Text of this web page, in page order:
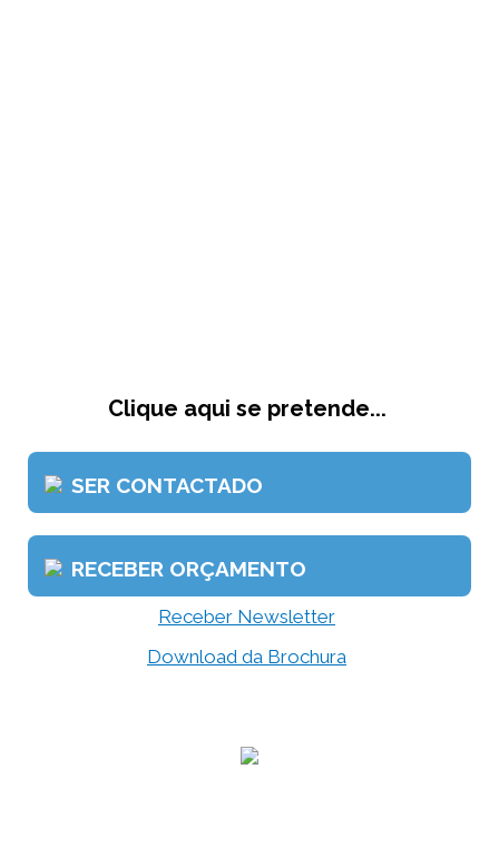
Clique aqui se pretende...
SER CONTACTADO
RECEBER ORÇAMENTO
Receber Newsletter
Download da Brochura